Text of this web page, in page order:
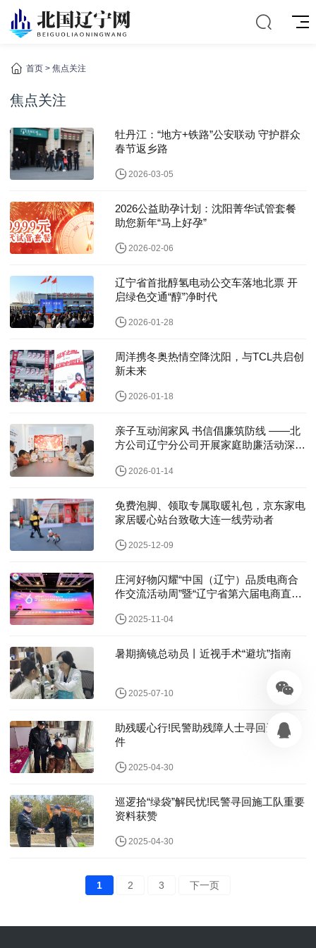
首页 > 焦点关注
焦点关注
牡丹江：“地方+铁路”公安联动 守护群众
春节返乡路
2026-03-05
2026公益助孕计划：沈阳菁华试管套餐
助您新年“马上好孕”
2026-02-06
辽宁省首批醇氢电动公交车落地北票 开
启绿色交通“醇”净时代
2026-01-28
周洋携冬奥热情空降沈阳，与TCL共启创
新未来
2026-01-18
亲子互动润家风 书信倡廉筑防线 ——北
方公司辽宁分公司开展家庭助廉活动深化
2026-01-14
免费泡脚、领取专属取暖礼包，京东家电
家居暖心站台致敬大连一线劳动者
2025-12-09
庄河好物闪耀“中国（辽宁）品质电商合
作交流活动周”暨“辽宁省第六届电商直播
2025-11-04
暑期摘镜总动员丨近视手术“避坑”指南
2025-07-10
助残暖心行!民警助残障人士寻回遗失证
件
2025-04-30
巡逻拾“绿袋”解民忧!民警寻回施工队重要
资料获赞
2025-04-30
1 2 3 下一页